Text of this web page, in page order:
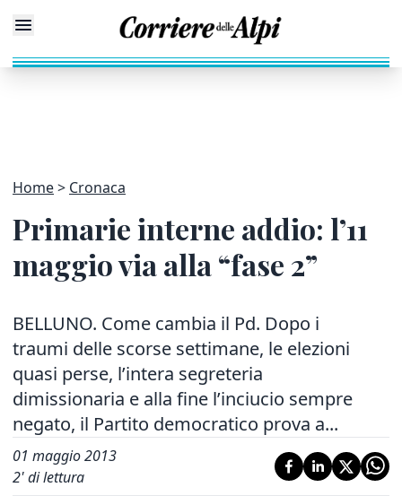
Home Cronaca
Primarie interne addio: l’11
maggio via alla “fase 2”
BELLUNO. Come cambia il Pd. Dopo i
traumi delle scorse settimane, le elezioni
quasi perse, l’intera segreteria
dimissionaria e alla fine l’inciucio sempre
negato, il Partito democratico prova a...
01 maggio 2013
2' di lettura